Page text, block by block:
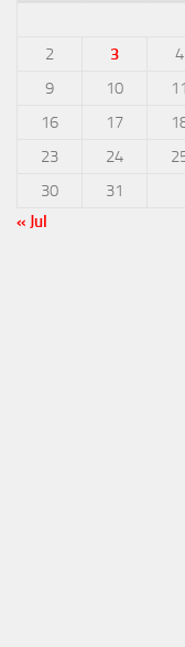
2
3 4
9
10 11
16
17
23
24
30
31
« Jul